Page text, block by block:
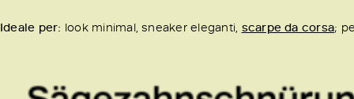
Ideale per: look minimal, sneaker eleganti, scarpe da corsa;